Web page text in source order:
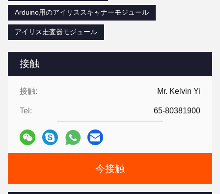
接触
接触: Mr. Kelvin Yi
Tel: 65-80381900
今接触
Arduino用のアイリススキャナーモジュール
アイリス走査器モジュール